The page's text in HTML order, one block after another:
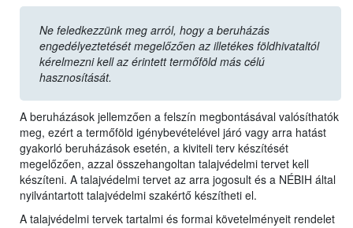
Ne feledkezzünk meg arról, hogy a beruházás
engedélyeztetését megelőzően az illetékes földhivataltól
kérelmezni kell az érintett termőföld más célú
hasznosítását.
A beruházások jellemzően a felszín megbontásával valósíthatók
meg, ezért a termőföld igénybevételével járó vagy arra hatást
gyakorló beruházások esetén, a kiviteli terv készítését
megelőzően, azzal összehangoltan talajvédelmi tervet kell
készíteni. A talajvédelmi tervet az arra jogosult és a NÉBIH által
nyilvántartott talajvédelmi szakértő készítheti el.
A talajvédelmi tervek tartalmi és formai követelményeit rendelet